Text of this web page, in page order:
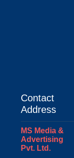
Contact
Address
MS Media &
Advertising
Pvt. Ltd.